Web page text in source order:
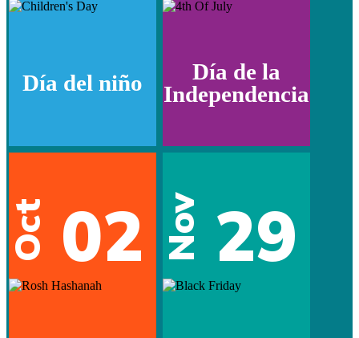
Día del niño
Día de la
Independencia
Oct 02 Nov 29